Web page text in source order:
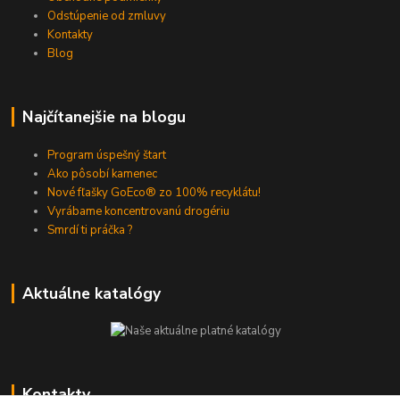
Odstúpenie od zmluvy
Kontakty
Blog
Najčítanejšie na blogu
Program úspešný štart
Ako pôsobí kamenec
Nové fľašky GoEco® zo 100% recyklátu!
Vyrábame koncentrovanú drogériu
Smrdí ti práčka ?
Aktuálne katalógy